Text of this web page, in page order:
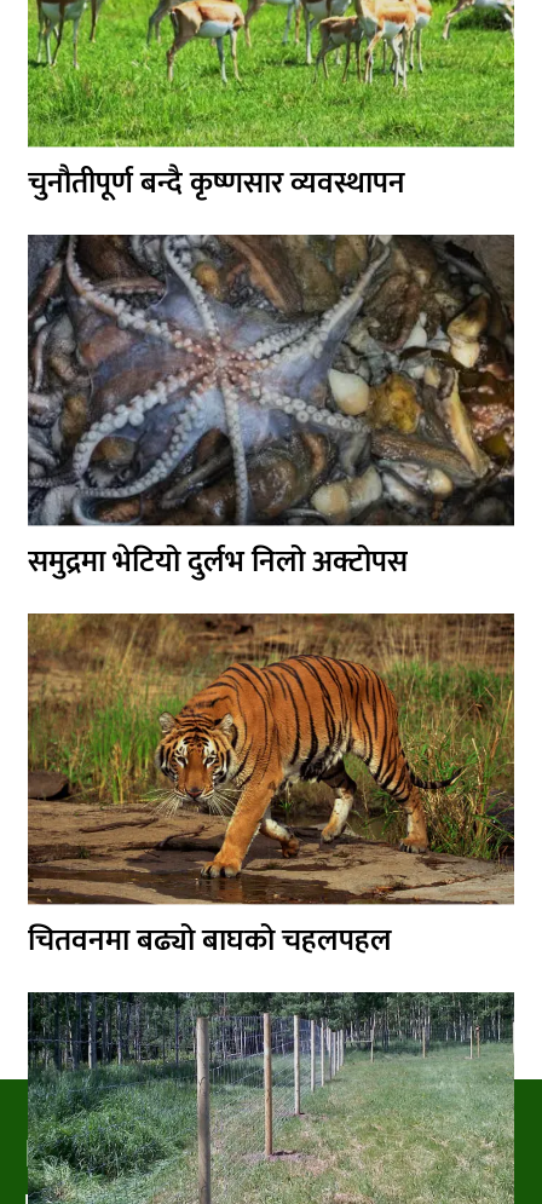
चुनौतीपूर्ण बन्दै कृष्णसार व्यवस्थापन
समुद्रमा भेटियो दुर्लभ निलो अक्टोपस
चितवनमा बढ्यो बाघको चहलपहल
PRAKRITIPRESS